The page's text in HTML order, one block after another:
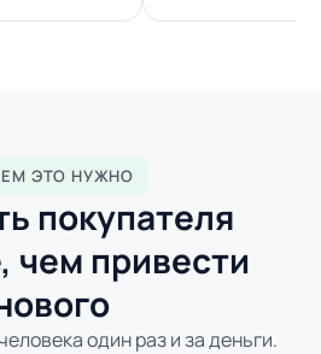
ЭТО НУЖНО
покупателя
чем привести
один раз и за деньги.